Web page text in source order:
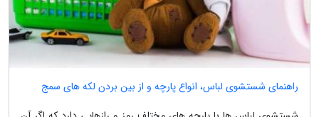
راهنمای شستشوی لباس، انواع پارچه و از بین بردن لکه های سمج